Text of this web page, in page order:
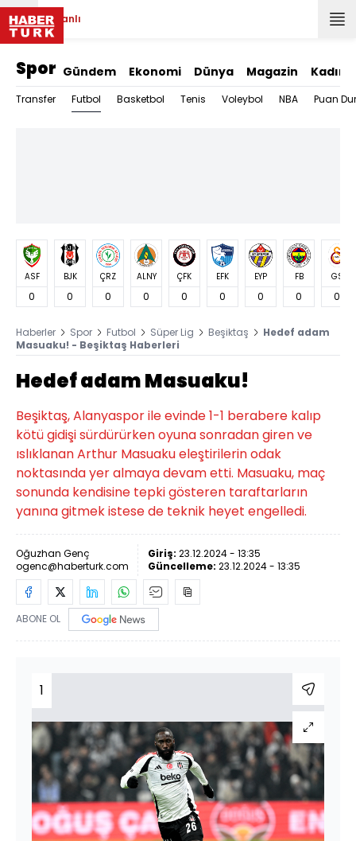
Canlı
Spor Gündem Ekonomi Dünya Magazin Kadın
Transfer Futbol Basketbol Tenis Voleybol NBA Puan
ASF
0
BJK
0
ÇRZ
0
ALNY
0
ÇFK
0
EFK
0
EYP
0
FB
0
GS
0
Haberler Spor Futbol Süper Lig Beşiktaş
Hedef adam
Masuaku! - Beşiktaş Haberleri
Hedef adam Masuaku!
Beşiktaş, Alanyaspor ile evinde 1-1 berabere kalıp
kötü gidişi sürdürürken oyuna sonradan giren ve
ıslıklanan Arthur Masuaku eleştirilerin odak
noktasında yer almaya devam etti. Masuaku, maç
sonunda kendisine tepki gösteren taraftarların
yanına gitmek istese de teknik heyet engelledi.
Oğuzhan Genç
ogenc@haberturk.com
Giriş: 23.12.2024 - 13:35
Güncelleme: 23.12.2024 - 13:35
ABONE OL
1